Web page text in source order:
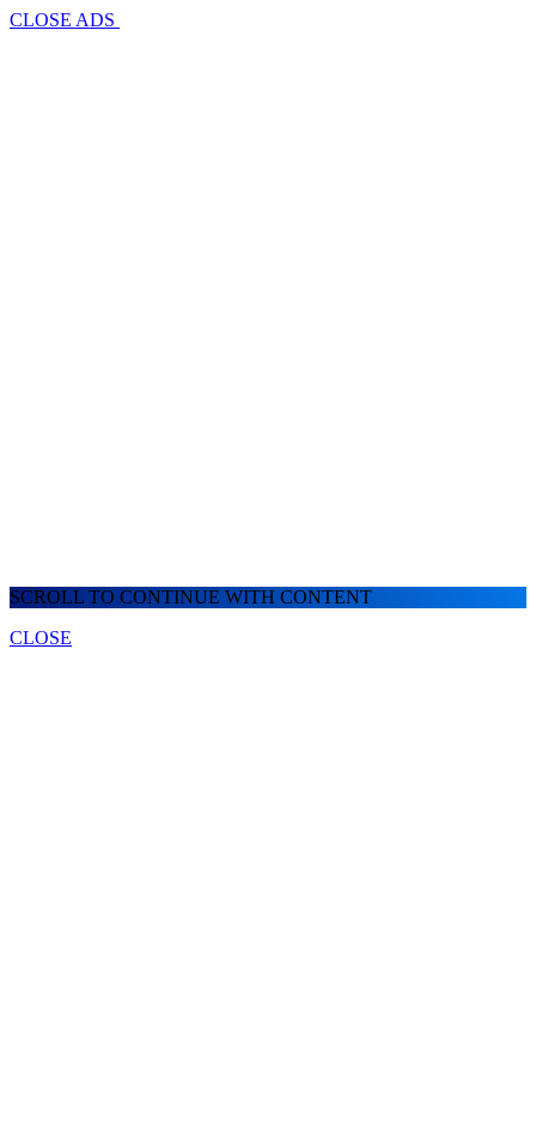
CLOSE ADS
SCROLL TO CONTINUE WITH CONTENT
CLOSE